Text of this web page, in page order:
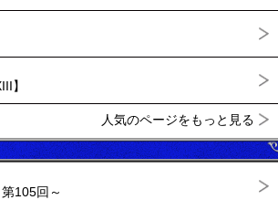
】
人気のページをもっと見る
105回～